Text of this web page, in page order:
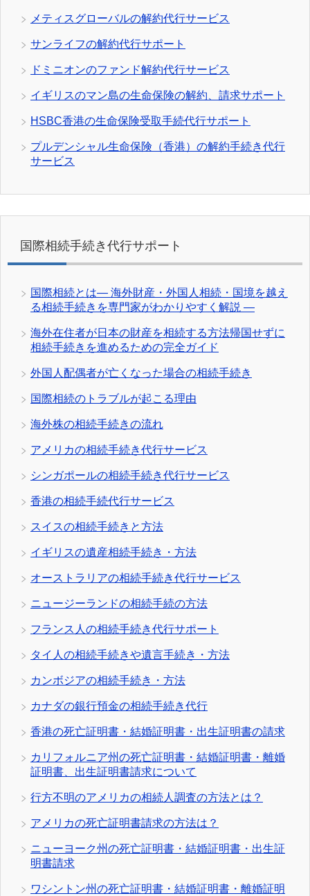
メティスグローバルの解約代行サービス
サンライフの解約代行サポート
ドミニオンのファンド解約代行サービス
イギリスのマン島の生命保険の解約、請求サポート
HSBC香港の生命保険受取手続代行サポート
プルデンシャル生命保険（香港）の解約手続き代行
サービス
国際相続手続き代行サポート
国際相続とは― 海外財産・外国人相続・国境を越え
る相続手続きを専門家がわかりやすく解説 ―
海外在住者が日本の財産を相続する方法帰国せずに
相続手続きを進めるための完全ガイド
外国人配偶者が亡くなった場合の相続手続き
国際相続のトラブルが起こる理由
海外株の相続手続きの流れ
アメリカの相続手続き代行サービス
シンガポールの相続手続き代行サービス
香港の相続手続代行サービス
スイスの相続手続きと方法
イギリスの遺産相続手続き・方法
オーストラリアの相続手続き代行サービス
ニュージーランドの相続手続の方法
フランス人の相続手続き代行サポート
タイ人の相続手続きや遺言手続き・方法
カンボジアの相続手続き・方法
カナダの銀行預金の相続手続き代行
香港の死亡証明書・結婚証明書・出生証明書の請求
カリフォルニア州の死亡証明書・結婚証明書・離婚
証明書、出生証明書請求について
行方不明のアメリカの相続人調査の方法とは？
アメリカの死亡証明書請求の方法は？
ニューヨーク州の死亡証明書・結婚証明書・出生証
明書請求
ワシントン州の死亡証明書・結婚証明書・離婚証明